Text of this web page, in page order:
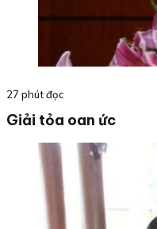
27 phút đọc
Giải tỏa oan ức